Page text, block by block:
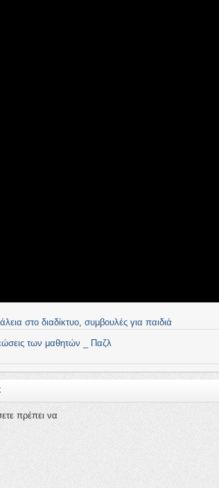
στο διαδίκτυο συμβουλές για παιδιά
των μαθητών _ Παζλ
πρέπει να